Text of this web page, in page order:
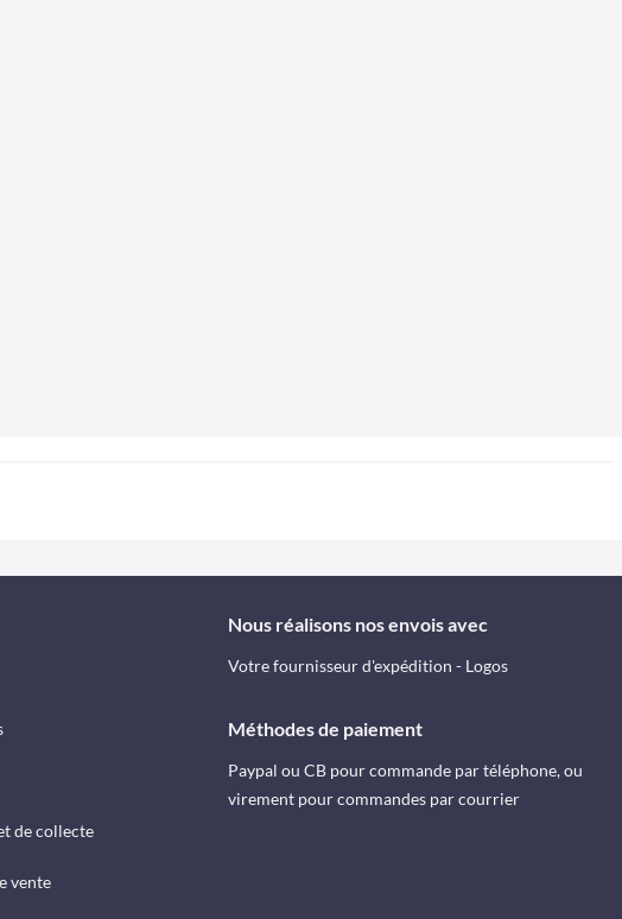
de collecte
vente
Nous réalisons nos envois avec
Votre fournisseur d'expédition - Logos
Méthodes de paiement
Paypal ou CB pour commande par téléphone, ou
virement pour commandes par courrier